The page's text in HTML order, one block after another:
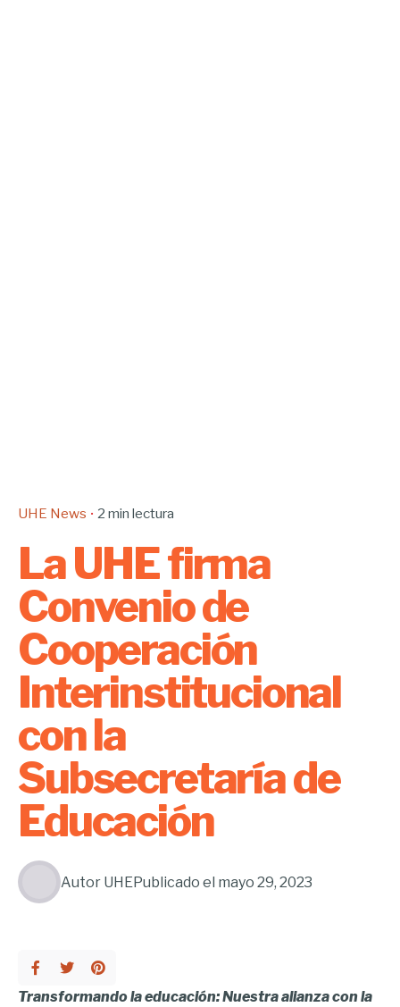
UHE News 2 min lectura
La UHE firma
Convenio de
Cooperación
Interinstitucional
con la
Subsecretaría de
Educación
Autor UHEPublicado el mayo 29, 2023
Transformando la educación: Nuestra alianza con la